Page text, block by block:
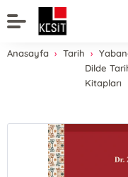
Anasayfa Tarih
Dilde
Kitapları